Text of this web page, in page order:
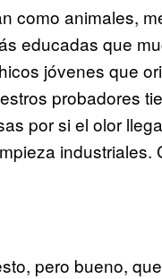
como animales,
educadas que
jóvenes que
probadores
por si el olor
industriales.
pero bueno,